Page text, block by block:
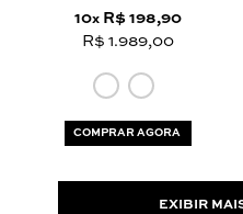
10x R$ 198,90
R$ 1.989,00
COMPRAR AGORA
EXIBIR